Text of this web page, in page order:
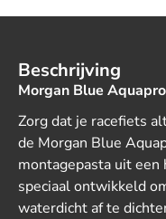
Beschrijving
Morgan Blue
Zorg dat je racefiets
de Morgan Blue
montagepasta uit
speciaal ontwikkeld
waterdicht af te